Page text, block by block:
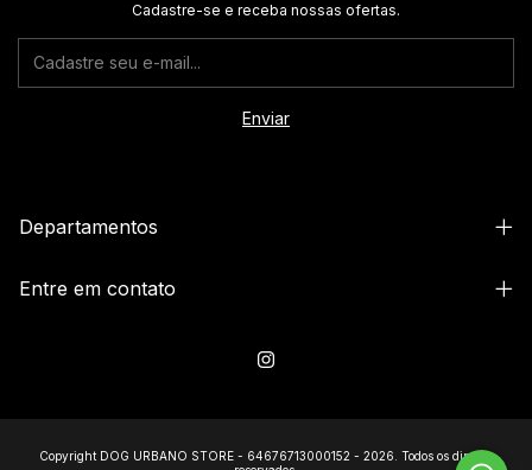
Cadastre-se e receba nossas ofertas.
Departamentos
Entre em contato
Copyright DOG URBANO STORE - 64676713000152 - 2026. Todos os direitos